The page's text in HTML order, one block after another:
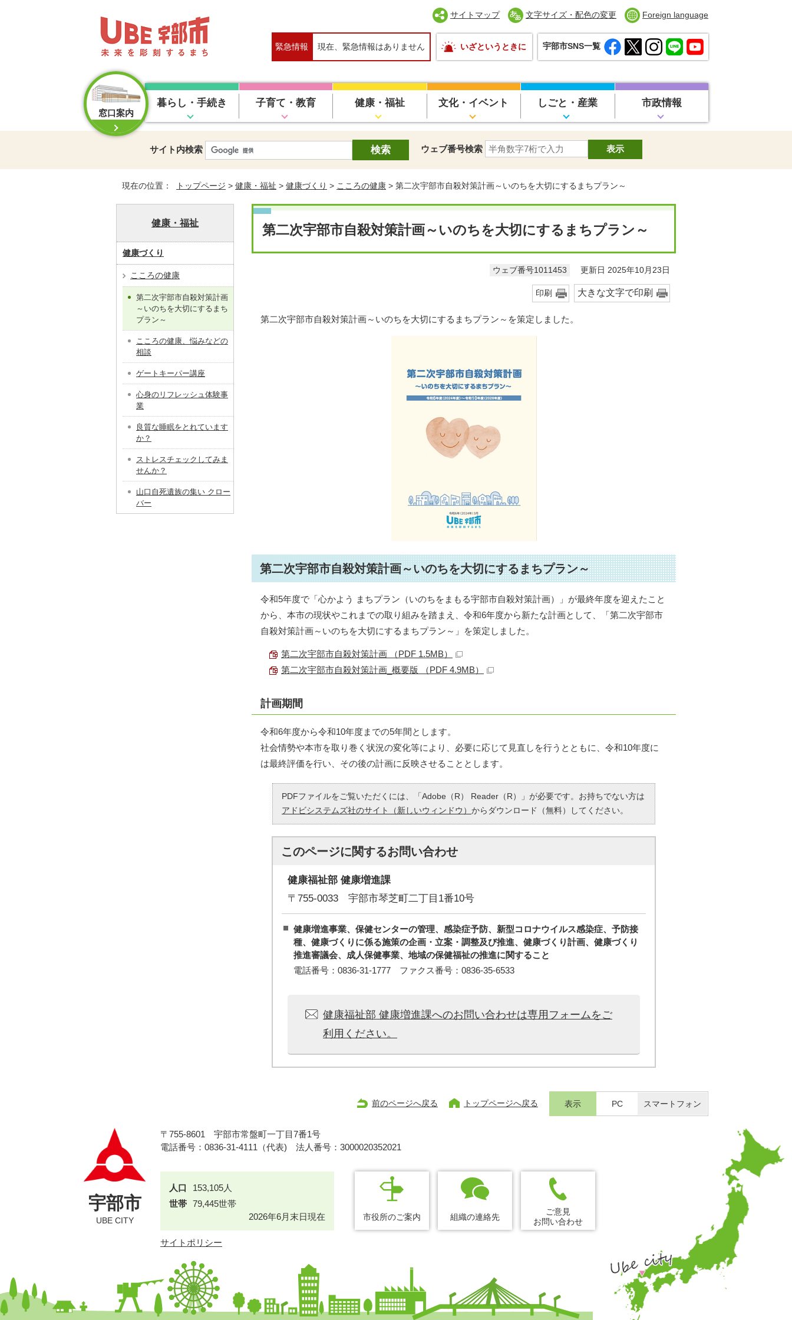
サイトマップ 文字サイズ・配色の変更 Foreign language
緊急情報 現在、緊急情報はありません いざというときに 宇部市SNS一覧
窓口案内
暮らし・手続き 子育て・教育 健康・福祉 文化・イベント しごと・産業 市政情報
サイト内検索 ウェブ番号検索
現在の位置： トップページ > 健康・福祉 > 健康づくり > こころの健康 > 第二次宇部市自殺対策計画～いのちを大切にするまちプラン～
第二次宇部市自殺対策計画～いのちを大切にするまちプラン～
ウェブ番号1011453 更新日 2025年10月23日
印刷 大きな文字で印刷
第二次宇部市自殺対策計画～いのちを大切にするまちプラン～を策定しました。
第二次宇部市自殺対策計画～いのちを大切にするまちプラン～
令和5年度で「心かよう まちプラン（いのちをまもる宇部市自殺対策計画）」が最終年度を迎えたこと
から、本市の現状やこれまでの取り組みを踏まえ、令和6年度から新たな計画として、「第二次宇部市
自殺対策計画～いのちを大切にするまちプラン～」を策定しました。
第二次宇部市自殺対策計画 （PDF 1.5MB）
第二次宇部市自殺対策計画_概要版 （PDF 4.9MB）
計画期間
令和6年度から令和10年度までの5年間とします。
社会情勢や本市を取り巻く状況の変化等により、必要に応じて見直しを行うとともに、令和10年度に
は最終評価を行い、その後の計画に反映させることとします。
PDFファイルをご覧いただくには、「Adobe（R） Reader（R）」が必要です。お持ちでない方は
アドビシステムズ社のサイト（新しいウィンドウ） からダウンロード（無料）してください。
このページに関するお問い合わせ
健康福祉部 健康増進課
〒755-0033 宇部市琴芝町二丁目1番10号
健康増進事業、保健センターの管理、感染症予防、新型コロナウイルス感染症、予防接
種、健康づくりに係る施策の企画・立案・調整及び推進、健康づくり計画、健康づくり
推進審議会、成人保健事業、地域の保健福祉の推進に関すること
電話番号：0836-31-1777 ファクス番号：0836-35-6533
健康福祉部 健康増進課へのお問い合わせは専用フォームをご
利用ください。
健康・福祉
健康づくり
こころの健康
第二次宇部市自殺対策計画
～いのちを大切にするまち
プラン～
こころの健康、悩みなどの
相談
ゲートキーパー講座
心身のリフレッシュ体験事
業
良質な睡眠をとれています
か？
ストレスチェックしてみま
せんか？
山口自死遺族の集い クロー
バー
前のページへ戻る トップページへ戻る 表示 PC スマートフォン
宇部市
UBE CITY
〒755-8601 宇部市常盤町一丁目7番1号
電話番号：0836-31-4111（代表) 法人番号：3000020352021
人口
153,105人
世帯 79,445世帯
2026年6月末日現在
市役所のご案内 組織の連絡先
ご意見
お問い合わせ
サイトポリシー